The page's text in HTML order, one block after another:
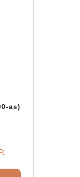
as)